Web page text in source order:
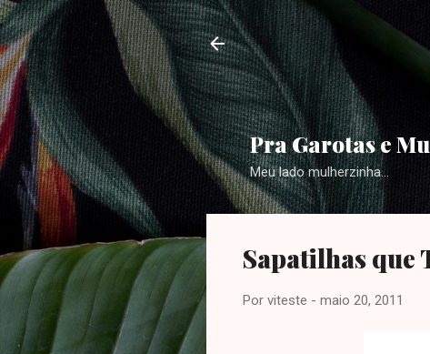
Pra Garotas e
Meu lado mulherzinha...
Sapatilhas que
Por viteste - maio 20, 2011